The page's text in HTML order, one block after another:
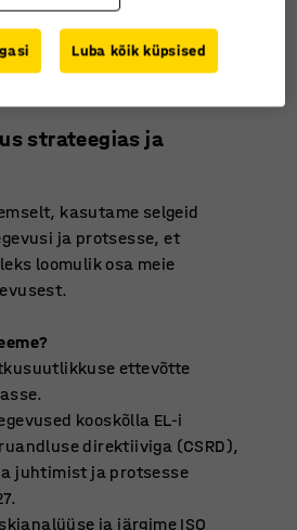
strateegias ja
kasutame selgeid
ja protsesse, et
loomulik osa meie
ettevõtte
kooskõlla EL-i
direktiiviga (CSRD),
juhtimist ja protsesse
ja järgime ISO
Luba kõik küpsised